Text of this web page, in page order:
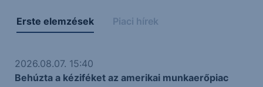
Erste elemzések Piaci hírek
2026.08.07. 15:40
Behúzta a kéziféket az amerikai munkaerőpiac